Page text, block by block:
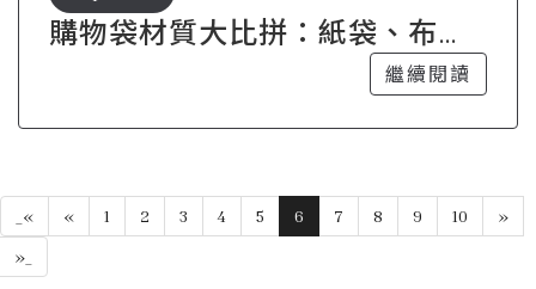
購物袋材質大比拼：紙袋、布袋
繼續閱讀
_« « 1 2 3 4 5 6 7 8 9 10
»
»_